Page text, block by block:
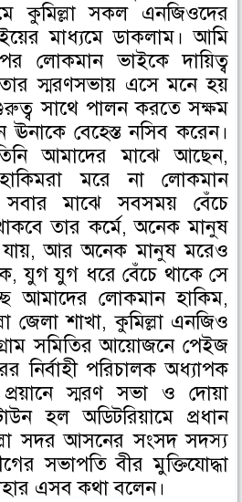
কুমিল্লা সকল এনজিওদের
মাধ্যমে ডাকলাম। আমি
লোকমান ভাইকে দায়িত্ব
স্মরণসভায় এসে মনে হয়
গুরুত্ব সাথে পালন করতে সক্ষম
ঊনাকে বেহেস্ত নসিব করেন।
আমাদের মাঝে আছেন,
মরে না লোকমান
সবার মাঝে সবসময় বেঁচে
তার কর্মে, অনেক মানুষ
যায়, আর অনেক মানুষ মরেও
যুগ যুগ ধরে বেঁচে থাকে সে
আমাদের লোকমান হাকিম,
জেলা শাখা, কুমিল্লা এনজিও
সমিতির আয়োজনে পেইজ
নির্বাহী পরিচালক অধ্যাপক
স্মরণ সভা ও দোয়া
হল অডিটরিয়ামে প্রধান
সদর আসনের সংসদ সদস্য
সভাপতি বীর মুক্তিযোদ্ধা
এসব কথা বলেন।